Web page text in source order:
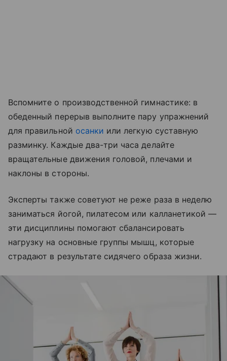
Вспомните о производственной гимнастике: в
обеденный перерыв выполните пару упражнений
для правильной осанки или легкую суставную
разминку. Каждые два-три часа делайте
вращательные движения головой, плечами и
наклоны в стороны.
Эксперты также советуют не реже раза в неделю
заниматься йогой, пилатесом или калланетикой —
эти дисциплины помогают сбалансировать
нагрузку на основные группы мышц, которые
страдают в результате сидячего образа жизни.